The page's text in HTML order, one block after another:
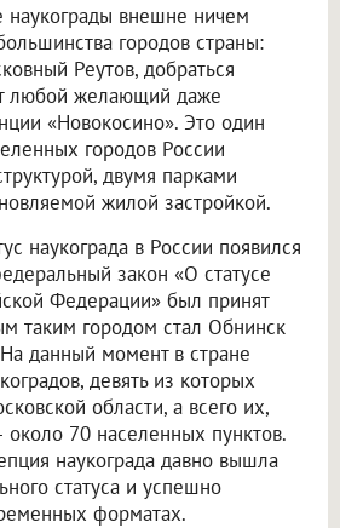
внешне ничем
городов страны:
Реутов, добраться
любой желающий даже
«Новокосино». Это один
городов России
двумя парками
жилой застройкой.
наукограда в России появился
закон «О статусе
Федерации» был принят
таким городом стал Обнинск
данный момент в стране
девять из которых
области, а всего их,
70 населенных пунктов.
наукограда давно вышла
статуса и успешно
форматах.